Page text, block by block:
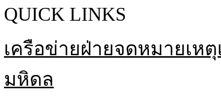
QUICK LINKS
เครือข่ายฝ่ายจดหมายเ
มหิดล